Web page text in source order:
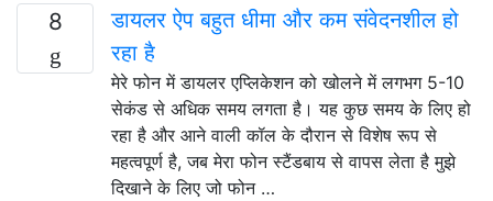
8
डायलर ऐप बहुत धीमा और कम संवेदनशील हो
रहा है
मेरे फोन में डायलर एप्लिकेशन को खोलने में लगभग 5-10
सेकंड से अधिक समय लगता है। यह कुछ समय के लिए हो
रहा है और आने वाली कॉल के दौरान से विशेष रूप से
महत्वपूर्ण है, जब मेरा फोन स्टैंडबाय से वापस लेता है मुझे
दिखाने के लिए जो फोन …